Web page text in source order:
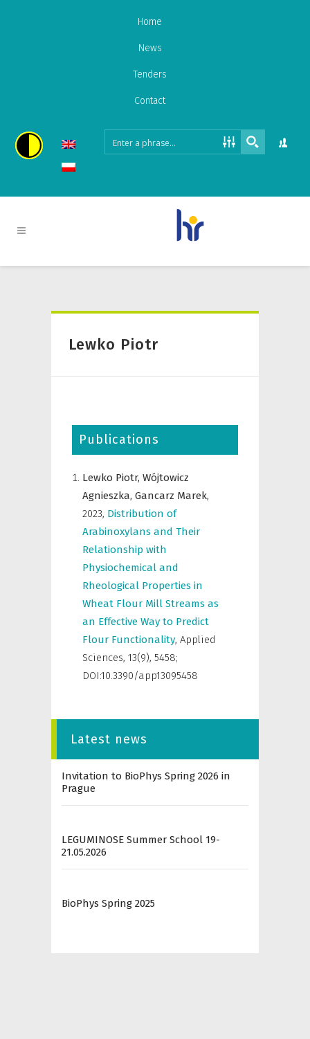
Home
News
Tenders
Contact
Lewko Piotr
Publications
Lewko Piotr, Wójtowicz
Agnieszka, Gancarz Marek,
2023, Distribution of
Arabinoxylans and Their
Relationship with
Physiochemical and
Rheological Properties in
Wheat Flour Mill Streams as
an Effective Way to Predict
Flour Functionality, Applied
Sciences, 13(9), 5458;
DOI:10.3390/app13095458
Latest news
Invitation to BioPhys Spring 2026 in
Prague
LEGUMINOSE Summer School 19-
21.05.2026
BioPhys Spring 2025